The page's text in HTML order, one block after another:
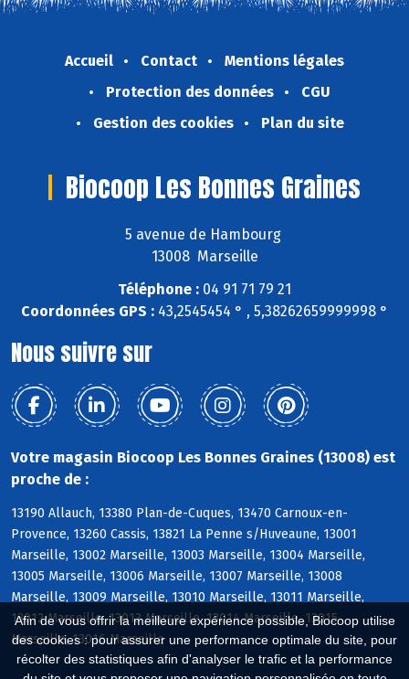
Afin de vous offrir la meilleure expérience possible, Biocoop utilise
des cookies : pour assurer une performance optimale du site, pour
récolter des statistiques afin d'analyser le trafic et la performance
Accueil Contact
Mentions légales
Protection des données
CGU
Gestion des cookies
Plan du site
Biocoop Les Bonnes Graines
5 avenue de Hambourg
13008 Marseille
Téléphone : 04 91 71 79 21
Coordonnées GPS : 43,2545454 ° , 5,38262659999998 °
Nous suivre sur
Votre magasin Biocoop Les Bonnes Graines (13008) est
proche de :
13190 Allauch, 13380 Plan-de-Cuques, 13470 Carnoux-en-
Provence, 13260 Cassis, 13821 La Penne s/Huveaune, 13001
Marseille, 13002 Marseille, 13003 Marseille, 13004 Marseille,
13005 Marseille, 13006 Marseille, 13007 Marseille, 13008
Marseille, 13009 Marseille, 13010 Marseille, 13011 Marseille,
13012 Marseille, 13013 Marseille, 13014 Marseille, 13015
Marseille, 13016 Marseille